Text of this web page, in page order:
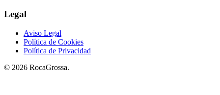
Legal
Aviso Legal
Política de Cookies
Política de Privacidad
© 2026 RocaGrossa.